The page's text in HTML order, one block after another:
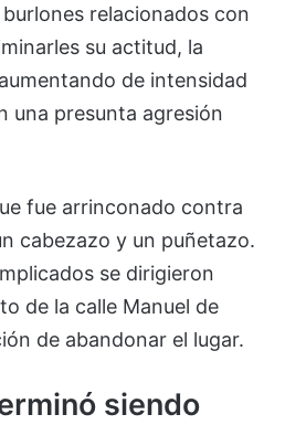
relacionados con
su actitud, la
de intensidad
una presunta agresión
fue arrinconado contra
cabezazo y un puñetazo.
se dirigieron
de la calle Manuel de
de abandonar el lugar.
siendo